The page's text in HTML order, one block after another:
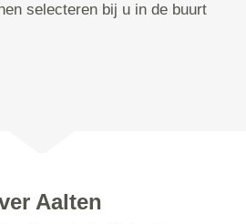
selecteren bij u in de buurt
Aalten